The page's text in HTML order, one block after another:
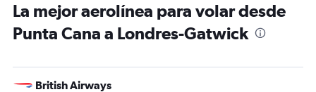
La mejor aerolínea para volar desde
Punta Cana a Londres-Gatwick
British Airways